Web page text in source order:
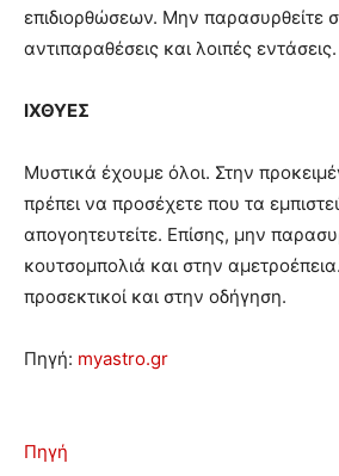
επιδιορθώσεων. Μην παρασυρθείτε
αντιπαραθέσεις και λοιπές εντάσεις.
ΙΧΘΥΕΣ
Μυστικά έχουμε όλοι. Στην
πρέπει να προσέχετε που τα
απογοητευτείτε. Επίσης, μην
κουτσομπολιά και στην
προσεκτικοί και στην οδήγηση.
Πηγή: myastro.gr
Πηγή